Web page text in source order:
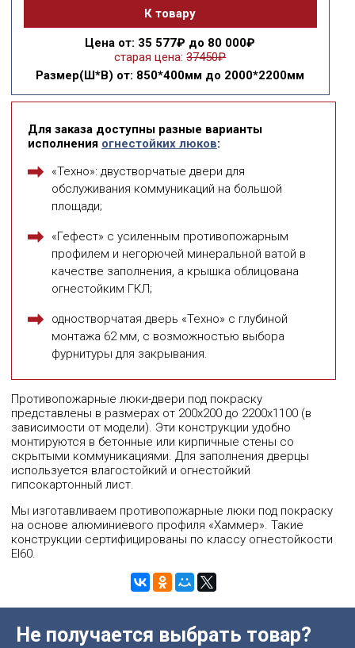
К товару
Цена от: 35 577₽ до 80 000₽
старая цена: 37450₽
Размер(Ш*В) от: 850*400мм до 2000*2200мм
Для заказа доступны разные варианты
исполнения огнестойких люков:
«Техно»: двустворчатые двери для
обслуживания коммуникаций на большой
площади;
«Гефест» с усиленным противопожарным
профилем и негорючей минеральной ватой в
качестве заполнения, а крышка облицована
огнестойким ГКЛ;
одностворчатая дверь «Техно» с глубиной
монтажа 62 мм, с возможностью выбора
фурнитуры для закрывания.
Противопожарные люки-двери под покраску
представлены в размерах от 200х200 до 2200х1100 (в
зависимости от модели). Эти конструкции удобно
монтируются в бетонные или кирпичные стены со
скрытыми коммуникациями. Для заполнения дверцы
используется влагостойкий и огнестойкий
гипсокартонный лист.
Мы изготавливаем противопожарные люки под покраску
на основе алюминиевого профиля «Хаммер». Такие
конструкции сертифицированы по классу огнестойкости
EI60.
Не получается выбрать товар?